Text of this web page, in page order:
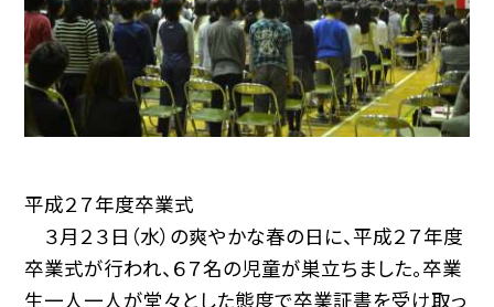
平成２７年度卒業式
３月２３日（水）の爽やかな春の日に、平成２７年度
卒業式が行われ、６７名の児童が巣立ちました。卒業
生一人一人が堂々とした態度で卒業証書を受け取っ